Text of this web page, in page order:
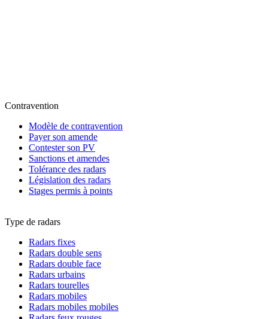
Contravention
Modèle de contravention
Payer son amende
Contester son PV
Sanctions et amendes
Tolérance des radars
Législation des radars
Stages permis à points
Type de radars
Radars fixes
Radars double sens
Radars double face
Radars urbains
Radars tourelles
Radars mobiles
Radars mobiles mobiles